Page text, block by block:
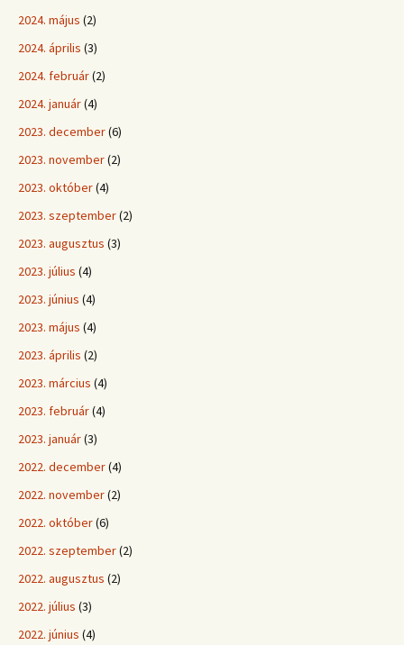
2024. május (2)
2024. április (3)
2024. február(2)
2024. január(4)
2023. december(6)
2023. november(2)
2023. október(4)
2023. szeptember(2)
2023. augusztus (3)
2023. július (4)
2023. június (4)
2023. május (4)
2023. április (2)
2023. március (4)
2023. február(4)
2023. január(3)
2022. december(4)
2022. november(2)
2022. október(6)
2022. szeptember(2)
2022. augusztus (2)
2022. július (3)
2022. június (4)